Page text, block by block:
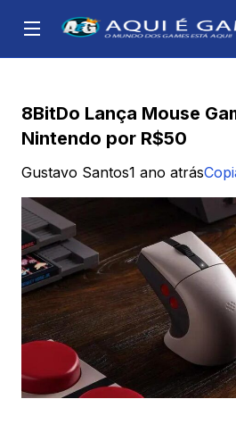
8BitDo Lança Mouse
Nintendo por R$50
Gustavo Santos1 ano atrás